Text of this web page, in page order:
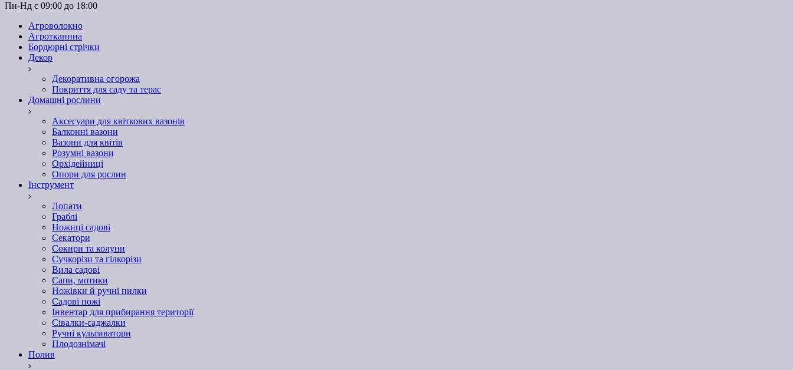
Пн-Нд с 09:00 до 18:00
Агроволокно
Агротканина
Бордюрні стрічки
Декор
Декоративна огорожа
Покриття для саду та терас
Домашні рослини
Аксесуари для квіткових вазонів
Балконні вазони
Вазони для квітів
Розумні вазони
Орхідейниці
Опори для рослин
Інструмент
Лопати
Граблі
Ножиці садові
Секатори
Сокири та колуни
Сучкорізи та гілкорізи
Вила садові
Сапи, мотики
Ножівки й ручні пилки
Садові ножі
Інвентар для прибирання території
Сівалки-саджалки
Ручні культиватори
Плодознімачі
Полив